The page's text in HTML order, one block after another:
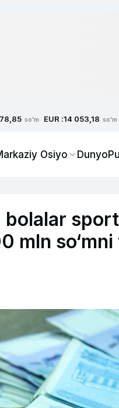
so'm EUR :14 053,18 so'm
Osiyo Dunyo
bolalar
mln